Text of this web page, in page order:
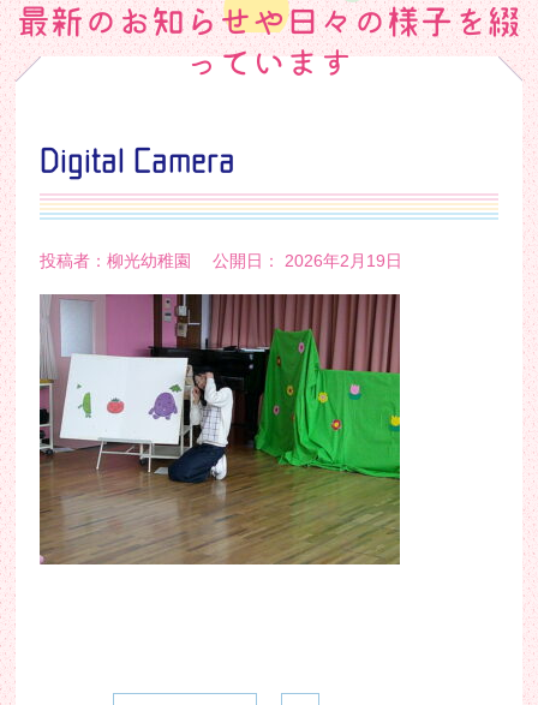
最新のお知らせや日々の様子を綴
っています
Digital Camera
投稿者：柳光幼稚園 公開日： 2026年2月19日